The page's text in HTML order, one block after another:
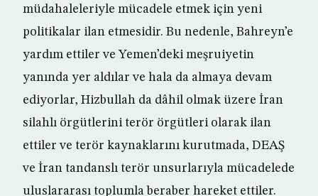
müdahaleleriyle mücadele etmek için yeni
politikalar ilan etmesidir. Bu nedenle, Bahreyn’e
yardım ettiler ve Yemen’deki meşruiyetin
yanında yer aldılar ve hala da almaya devam
ediyorlar, Hizbullah da dâhil olmak üzere İran
silahlı örgütlerini terör örgütleri olarak ilan
ettiler ve terör kaynaklarını kurutmada, DEAŞ
ve İran tandanslı terör unsurlarıyla mücadelede
uluslararası toplumla beraber hareket ettiler.